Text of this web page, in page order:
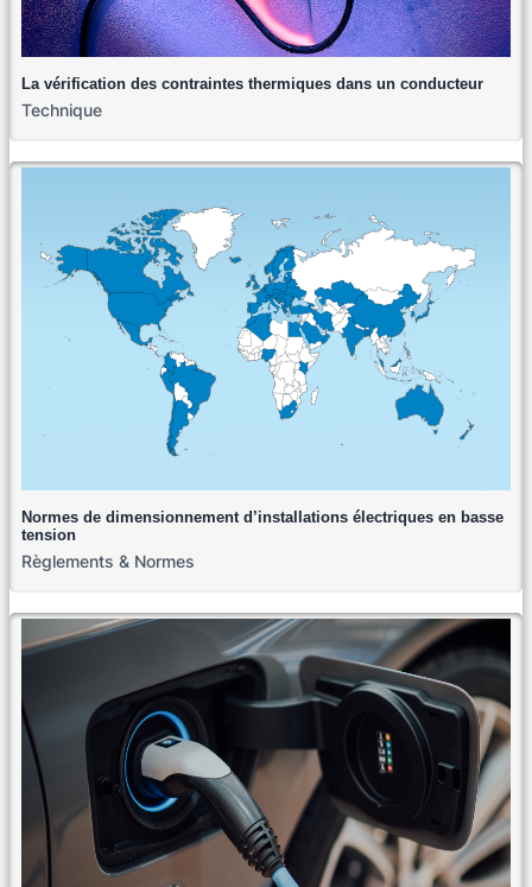
La vérification des contraintes thermiques dans un conducteur
Technique
Normes de dimensionnement d’installations électriques en basse
tension
Règlements & Normes